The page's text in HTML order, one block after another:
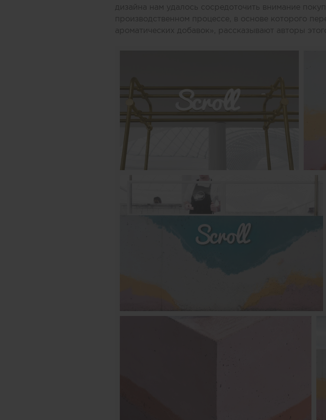
дизайна нам удалось сосредоточить внимание
производственном процессе, в основе которого
ароматических добавок», рассказывают авторы